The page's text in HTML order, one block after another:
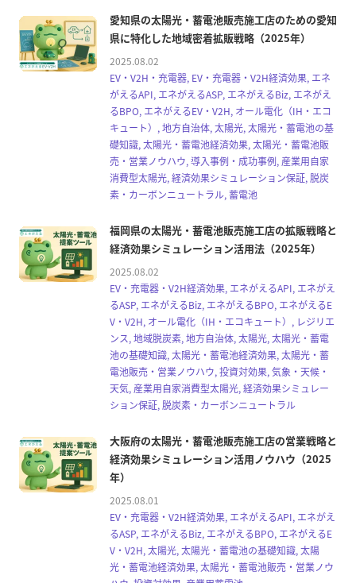
愛知県の太陽光・蓄電池販売施工店のための愛知
県に特化した地域密着拡販戦略（2025年）
2025.08.02
EV・V2H・充電器, EV・充電器・V2H経済効果, エネ
がえるAPI, エネがえるASP, エネがえるBiz, エネがえ
るBPO, エネがえるEV・V2H, オール電化（IH・エコ
キュート）, 地方自治体, 太陽光, 太陽光・蓄電池の基
礎知識, 太陽光・蓄電池経済効果, 太陽光・蓄電池販
売・営業ノウハウ, 導入事例・成功事例, 産業用自家
消費型太陽光, 経済効果シミュレーション保証, 脱炭
素・カーボンニュートラル, 蓄電池
福岡県の太陽光・蓄電池販売施工店の拡販戦略と
経済効果シミュレーション活用法（2025年）
2025.08.02
EV・充電器・V2H経済効果, エネがえるAPI, エネがえ
るASP, エネがえるBiz, エネがえるBPO, エネがえるE
V・V2H, オール電化（IH・エコキュート）, レジリエ
ンス, 地域脱炭素, 地方自治体, 太陽光, 太陽光・蓄電
池の基礎知識, 太陽光・蓄電池経済効果, 太陽光・蓄
電池販売・営業ノウハウ, 投資対効果, 気象・天候・
天気, 産業用自家消費型太陽光, 経済効果シミュレー
ション保証, 脱炭素・カーボンニュートラル
大阪府の太陽光・蓄電池販売施工店の営業戦略と
経済効果シミュレーション活用ノウハウ（2025
年）
2025.08.01
EV・充電器・V2H経済効果, エネがえるAPI, エネがえ
るASP, エネがえるBiz, エネがえるBPO, エネがえるE
V・V2H, 太陽光, 太陽光・蓄電池の基礎知識, 太陽
光・蓄電池経済効果, 太陽光・蓄電池販売・営業ノウ